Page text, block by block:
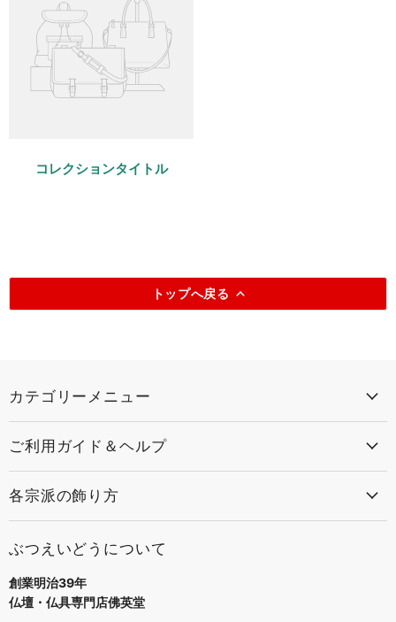
コレクションタイトル
トップへ戻る
カテゴリーメニュー
ご利用ガイド＆ヘルプ
各宗派の飾り方
ぶつえいどうについて
創業明治39年
仏壇・仏具専門店佛英堂